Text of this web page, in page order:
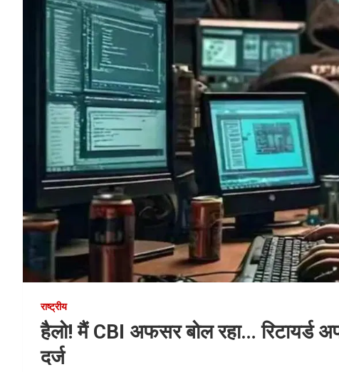
राष्ट्रीय
हैलो! मैं CBI अफसर बोल रहा… रिटायर्ड
दर्ज